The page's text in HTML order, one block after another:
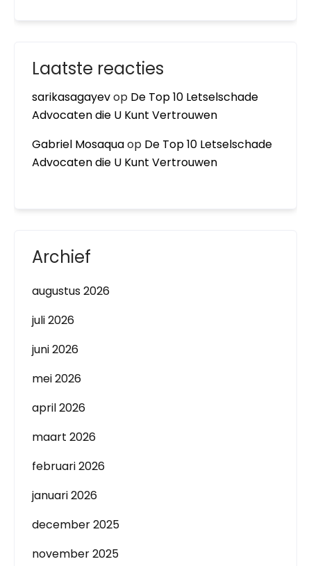
Laatste reacties
sarikasagayevop De Top 10 Letselschade
Advocaten die U Kunt Vertrouwen
Gabriel Mosaquaop De Top 10 Letselschade
Advocaten die U Kunt Vertrouwen
Archief
augustus 2026
juli 2026
juni 2026
mei 2026
april 2026
maart 2026
februari 2026
januari 2026
december 2025
november 2025